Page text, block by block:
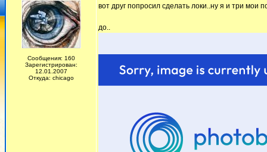
Сообщения: 160
Зарегистрирован:
12.01.2007
Откуда: chicago
вот друг попросил сделать локи..ну я и три мои
до..